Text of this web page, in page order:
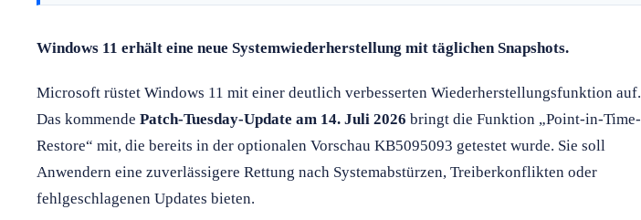
Windows 11 erhält eine neue Systemwiederherstellung mit täglichen Snapshots.
Microsoft rüstet Windows 11 mit einer deutlich verbesserten Wiederherstellungsfunktion auf.
Das kommende Patch-Tuesday-Update am 14. Juli 2026 bringt die Funktion „Point-in-Time-
Restore“ mit, die bereits in der optionalen Vorschau KB5095093 getestet wurde. Sie soll
Anwendern eine zuverlässigere Rettung nach Systemabstürzen, Treiberkonflikten oder
fehlgeschlagenen Updates bieten.